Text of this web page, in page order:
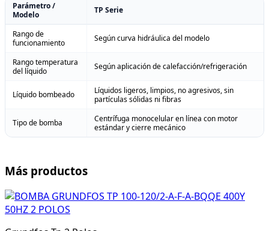
Parámetro /
Modelo
TP Serie
Rango de
funcionamiento
Según curva hidráulica del modelo
Rango temperatura
del líquido
Según aplicación de calefacción/refrigeración
Líquido bombeado
Líquidos ligeros, limpios, no agresivos, sin
partículas sólidas ni fibras
Tipo de bomba
Centrífuga monocelular en línea con motor
estándar y cierre mecánico
Más productos